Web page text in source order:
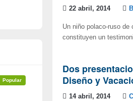
22 abril, 2014
Un niño polaco-ruso
constituyen un
Dos
Diseño y
14 abril, 2014
Popular